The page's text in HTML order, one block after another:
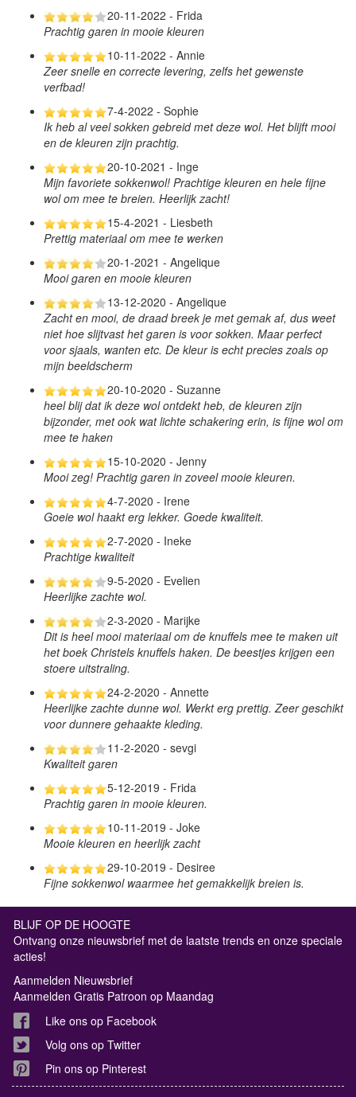
20-11-2022 - Frida
Prachtig garen in mooie kleuren
10-11-2022 - Annie
Zeer snelle en correcte levering, zelfs het gewenste
verfbad!
7-4-2022 - Sophie
Ik heb al veel sokken gebreid met deze wol. Het blijft mooi
en de kleuren zijn prachtig.
20-10-2021 - Inge
Mijn favoriete sokkenwol! Prachtige kleuren en hele fijne
wol om mee te breien. Heerlijk zacht!
15-4-2021 - Liesbeth
Prettig materiaal om mee te werken
20-1-2021 - Angelique
Mooi garen en mooie kleuren
13-12-2020 - Angelique
Zacht en mooi, de draad breek je met gemak af, dus weet
niet hoe slijtvast het garen is voor sokken. Maar perfect
voor sjaals, wanten etc. De kleur is echt precies zoals op
mijn beeldscherm
20-10-2020 - Suzanne
heel blij dat ik deze wol ontdekt heb, de kleuren zijn
bijzonder, met ook wat lichte schakering erin, is fijne wol om
mee te haken
15-10-2020 - Jenny
Mooi zeg! Prachtig garen in zoveel mooie kleuren.
4-7-2020 - Irene
Goeie wol haakt erg lekker. Goede kwaliteit.
2-7-2020 - Ineke
Prachtige kwaliteit
9-5-2020 - Evelien
Heerlijke zachte wol.
2-3-2020 - Marijke
Dit is heel mooi materiaal om de knuffels mee te maken uit
het boek Christels knuffels haken. De beestjes krijgen een
stoere uitstraling.
24-2-2020 - Annette
Heerlijke zachte dunne wol. Werkt erg prettig. Zeer geschikt
voor dunnere gehaakte kleding.
11-2-2020 - sevgi
Kwaliteit garen
5-12-2019 - Frida
Prachtig garen in mooie kleuren.
10-11-2019 - Joke
Mooie kleuren en heerlijk zacht
29-10-2019 - Desiree
Fijne sokkenwol waarmee het gemakkelijk breien is.
BLIJF OP DE HOOGTE
Ontvang onze nieuwsbrief met de laatste trends en onze speciale
acties!
Aanmelden Nieuwsbrief
Aanmelden Gratis Patroon op Maandag
Like ons op Facebook
Volg ons op Twitter
Pin ons op Pinterest